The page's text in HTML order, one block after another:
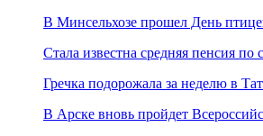
В Минсельхозе прошел День
Стала известна средняя пенсия по
Гречка подорожала за неделю в
В Арске вновь пройдет